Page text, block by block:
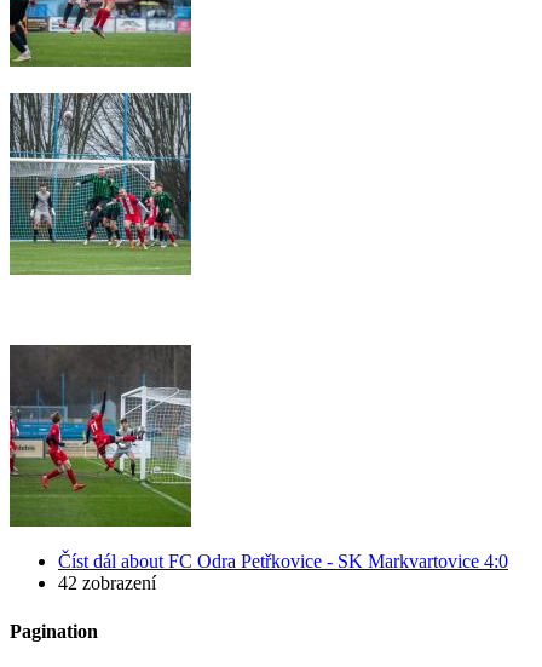
Číst dál about FC Odra Petřkovice - SK Markvartovice 4:0
42 zobrazení
Pagination